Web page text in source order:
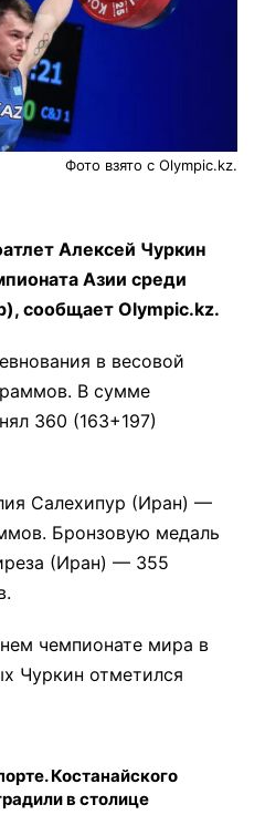
Фото взято с Olympic.kz.
Алексей Чуркин
Азии среди
сообщает Olympic.kz.
в весовой
В сумме
360 (163+197)
Салехипур (Иран) —
Бронзовую медаль
(Иран) — 355
чемпионате мира в
Чуркин отметился
Костанайского
в столице